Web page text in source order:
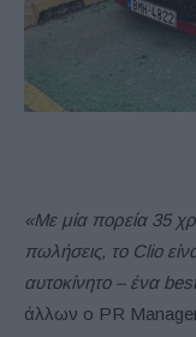
«Με μία πορεία 35
πωλήσεις, το Clio
αυτοκίνητο – ένα
άλλων ο PR